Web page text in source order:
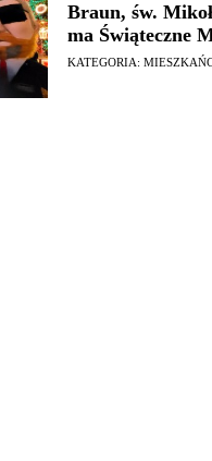
Braun, św.
ma Świąteczne
KATEGORIA: